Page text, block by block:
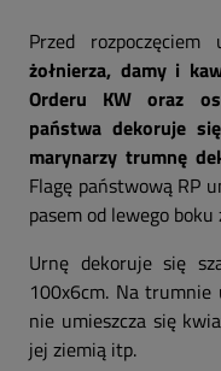
Przed rozpoczęciem
żołnierza, damy i
Orderu KW oraz
państwa dekoruje
marynarzy trumnę
Flagę państwową RP
pasem od lewego boku
Urnę dekoruje się
100x6cm. Na trumnie
nie umieszcza się
jej ziemią itp.